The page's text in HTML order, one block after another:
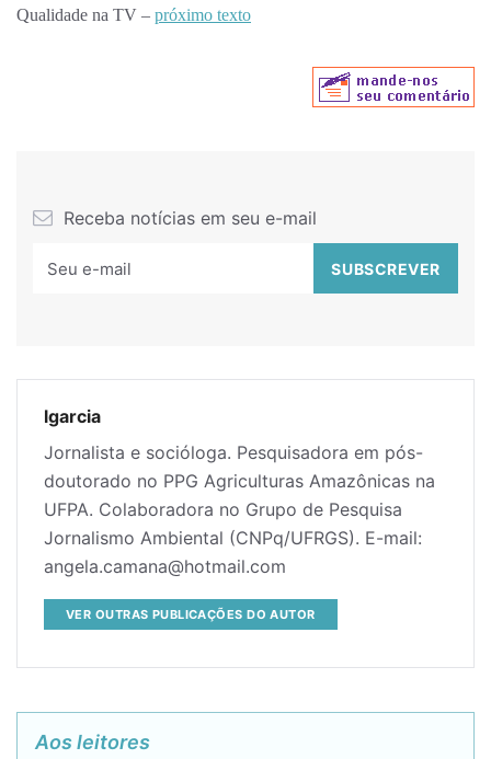
Qualidade na TV – próximo texto
Receba notícias em seu e-mail
lgarcia
Jornalista e socióloga. Pesquisadora em pós-
doutorado no PPG Agriculturas Amazônicas na
UFPA. Colaboradora no Grupo de Pesquisa
Jornalismo Ambiental (CNPq/UFRGS). E-mail:
angela.camana@hotmail.com
VER OUTRAS PUBLICAÇÕES DO AUTOR
Aos leitores